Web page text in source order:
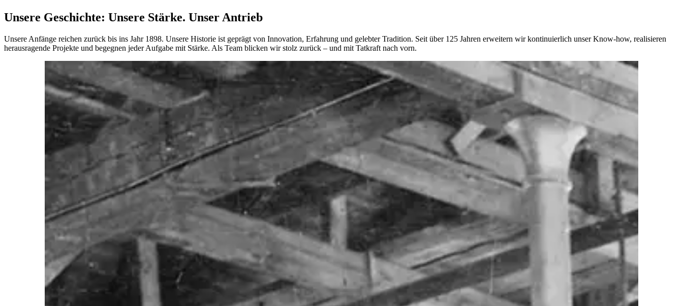
Unsere Geschichte: Unsere Stärke. Unser Antrieb
Unsere Anfänge reichen zurück bis ins Jahr 1898. Unsere Historie ist geprägt von Innovation, Erfahrung und gelebter Tradition. Seit über 125 Jahren erweitern wir kontinuierlich unser Know-how, realisieren
herausragende Projekte und begegnen jeder Aufgabe mit Stärke. Als Team blicken wir stolz zurück – und mit Tatkraft nach vorn.